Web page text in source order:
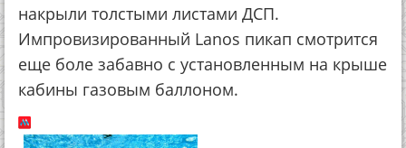
накрыли толстыми листами ДСП.
Импровизированный Lanos пикап смотрится
еще боле забавно с установленным на крыше
кабины газовым баллоном.